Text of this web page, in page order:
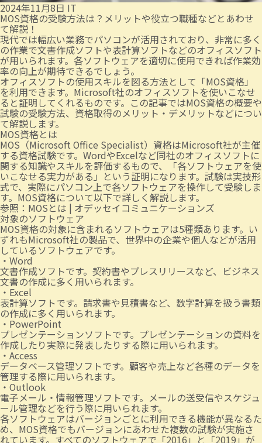
2024年11月8日 IT
MOS資格の受験方法は？メリットや役立つ職種などとあわせ
て解説！
現代では幅広い業務でパソコンが活用されており、非常に多く
の作業で文書作成ソフトや表計算ソフトなどのオフィスソフト
が用いられます。各ソフトウェアを適切に使用できれば作業効
率の向上が期待できるでしょう。
オフィスソフトの使用スキルを図る方法として「MOS資格」
を利用できます。Microsoft社のオフィスソフトを使いこなせ
ると証明してくれるものです。この記事ではMOS資格の概要や
試験の受験方法、資格取得のメリット・デメリットなどについ
て解説します。
MOS資格とは
MOS（Microsoft Office Specialist）資格はMicrosoft社が主催
する資格試験です。WordやExcelなど同社のオフィスソフトに
関する知識やスキルを評価するもので、「各ソフトウェアを使
いこなせる実力がある」という証明になります。試験は実技形
式で、実際にパソコン上で各ソフトウェアを操作して受験しま
す。MOS資格について以下で詳しく解説します。
参照： MOSとは | オデッセイコミュニケーションズ
対象のソフトウェア
MOS資格の対象に含まれるソフトウェアは5種類あります。い
ずれもMicrosoft社の製品で、世界中の企業や個人などが活用
しているソフトウェアです。
・Word
文書作成ソフトです。契約書やプレスリリースなど、ビジネス
文書の作成に多く用いられます。
・Excel
表計算ソフトです。請求書や見積書など、数字計算を扱う書類
の作成に多く用いられます。
・PowerPoint
プレゼンテーションソフトです。プレゼンテーションの資料を
作成したり実際に発表したりする際に用いられます。
・Access
データベース管理ソフトです。顧客や売上など各種のデータを
管理する際に用いられます。
・Outlook
電子メール・情報管理ソフトです。メールの送受信やスケジュ
ール管理などを行う際に用いられます。
各ソフトウェアはバージョンごとに利用できる機能が異なるた
め、MOS資格でもバージョンにあわせた複数の試験が実施さ
れています。すべてのソフトウェアで「2016」と「2019」が